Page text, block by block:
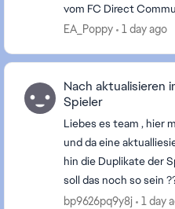
vom FC Direct
auf Deutsch
EA_Poppy 1 day ago
Nach aktualisieren
Spieler
Liebes es team , hier
und da eine
hin die Duplikate der
soll das noch so sein
bp9626pq9y8j
1 day